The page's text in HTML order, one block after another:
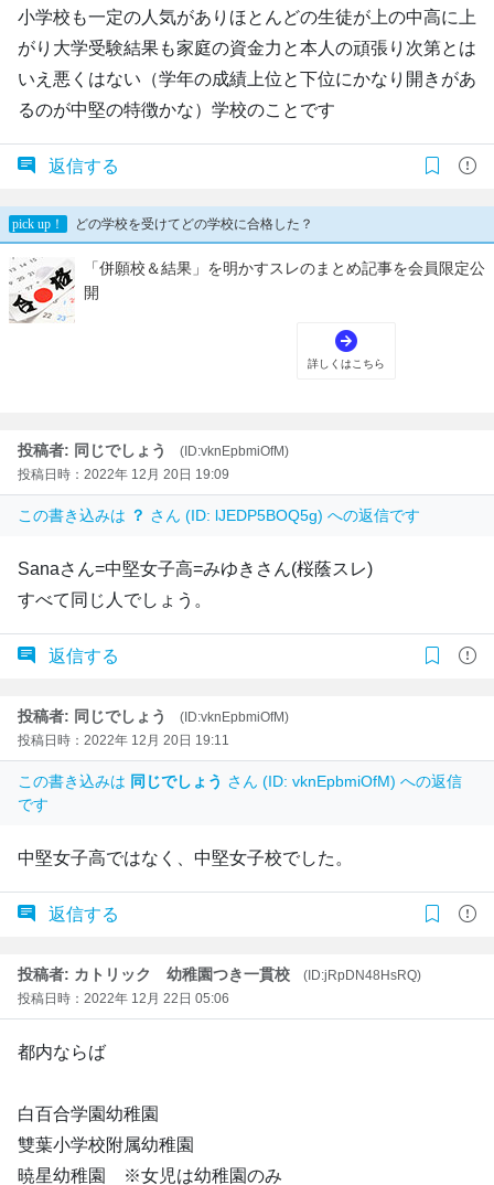
小学校も一定の人気がありほとんどの生徒が上の中高に上
がり大学受験結果も家庭の資金力と本人の頑張り次第とは
いえ悪くはない（学年の成績上位と下位にかなり開きがあ
るのが中堅の特徴かな）学校のことです
返信する
投稿者: 同じでしょう
(ID:vknEpbmiOfM)
投稿日時：2022年 12月 20日 19:09
この書き込みは ？ さん (ID: lJEDP5BOQ5g) への返信です
Sanaさん=中堅女子高=みゆきさん(桜蔭スレ)
すべて同じ人でしょう。
返信する
投稿者: 同じでしょう
(ID:vknEpbmiOfM)
投稿日時：2022年 12月 20日 19:11
この書き込みは 同じでしょう さん (ID: vknEpbmiOfM) への返信
です
中堅女子高ではなく、中堅女子校でした。
返信する
投稿者: カトリック 幼稚園つき一貫校
(ID:jRpDN48HsRQ)
投稿日時：2022年 12月 22日 05:06
都内ならば
白百合学園幼稚園
雙葉小学校附属幼稚園
暁星幼稚園 ※女児は幼稚園のみ